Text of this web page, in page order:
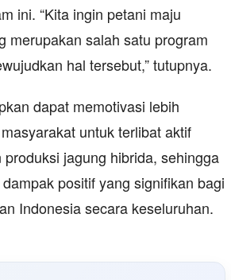
ini. “Kita ingin petani maju
merupakan salah satu program
hal tersebut,” tutupnya.
dapat memotivasi lebih
untuk terlibat aktif
jagung hibrida, sehingga
positif yang signifikan bagi
Indonesia secara keseluruhan.